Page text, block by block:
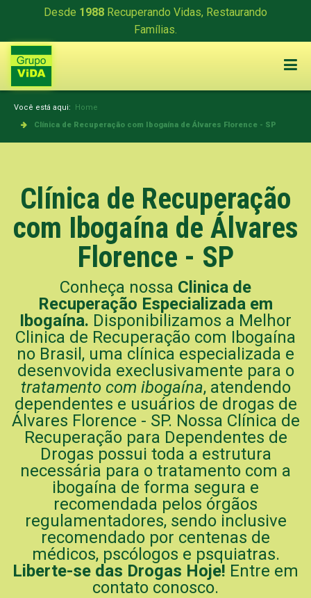
Desde 1988 Recuperando Vidas, Restaurando
Famílias.
Você está aqui: Home
Clínica de Recuperação com Ibogaína de Álvares Florence - SP
Clínica de Recuperação
com Ibogaína de Álvares
Florence - SP
Conheça nossa Clinica de
Recuperação Especializada em
Ibogaína. Disponibilizamos a Melhor
Clinica de Recuperação com Ibogaína
no Brasil, uma clínica especializada e
desenvovida execlusivamente para o
tratamento com ibogaína, atendendo
dependentes e usuários de drogas de
Álvares Florence - SP. Nossa Clínica de
Recuperação para Dependentes de
Drogas possui toda a estrutura
necessária para o tratamento com a
ibogaína de forma segura e
recomendada pelos órgãos
regulamentadores, sendo inclusive
recomendado por centenas de
médicos, pscólogos e psquiatras.
Liberte-se das Drogas Hoje! Entre em
contato conosco.